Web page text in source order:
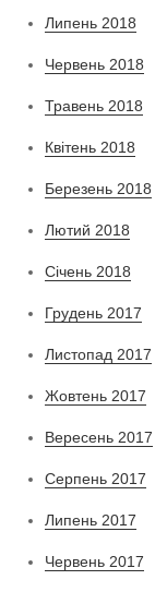
Липень 2018
Червень 2018
Травень 2018
Квітень 2018
Березень 2018
Лютий 2018
Січень 2018
Грудень 2017
Листопад 2017
Жовтень 2017
Вересень 2017
Серпень 2017
Липень 2017
Червень 2017